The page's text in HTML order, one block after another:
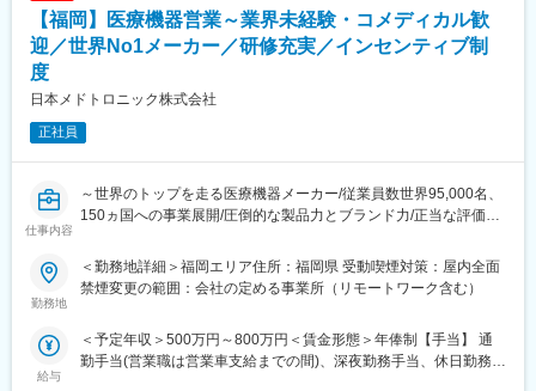
成されています。東日本・西日本の専門チームが連携し、現在は
自治体向け文書管理システムが中心ですが今後はネットワークを
■キャリア
5年後:西日本エリアのマネージャーとして、PJた商談の全体対応
的なビジネス展開を検討し展開をリード
・公共領域の社会課題解決に貢献出来る
公共における業務現場の課題解決を通じて職員の働き方改善に直
接寄与する事ができます。更に、実際の売上という形で事業への
・新しい組織のネットワーク専門の有識者メンバーとして活躍出
来る
【福岡】医療機器営業～業界未経験・コメディカル歓
迎／世界No1メーカー／研修充実／インセンティブ制
度
日本メドトロニック株式会社
正社員
仕事内容
～世界のトップを走る医療機器メーカー/従業員数世界95,000名、
150ヵ国への事業展開/圧倒的な製品力とブランド力/正当な評価体
いう社会貢献度～
■企業の特徴／魅力：
て最前線で業界をリードしています。
当社は1949年の設立以来、医療技術の革新を続け、電池式体外型
勤務地
＜勤務地詳細＞福岡エリア住所：福岡県 受動喫煙対策：屋内全面
禁煙変更の範囲：会社の定める事業所（リモートワーク含む）
給与
＜予定年収＞500万円～800万円＜賃金形態＞年俸制【手当】 通
勤手当(営業職は営業車支給までの間)、深夜勤務手当、休日勤務手